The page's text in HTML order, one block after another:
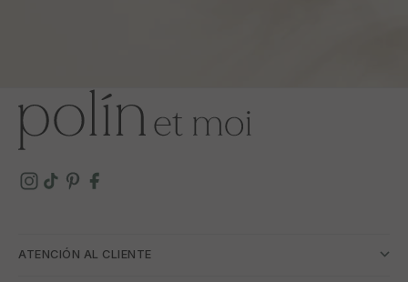
ATENCIÓN AL CLIENTE